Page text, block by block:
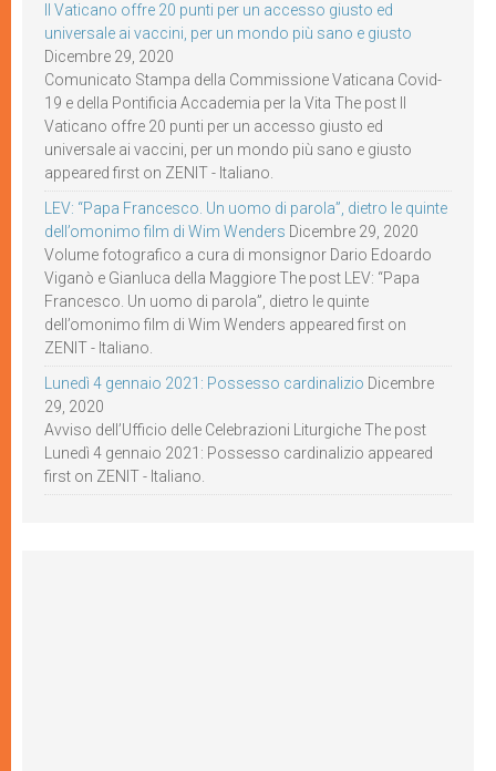
Il Vaticano offre 20 punti per un accesso giusto ed
universale ai vaccini, per un mondo più sano e giusto
Dicembre 29, 2020
Comunicato Stampa della Commissione Vaticana Covid-
19 e della Pontificia Accademia per la Vita The post Il
Vaticano offre 20 punti per un accesso giusto ed
universale ai vaccini, per un mondo più sano e giusto
appeared first on ZENIT - Italiano.
LEV: “Papa Francesco. Un uomo di parola”, dietro le quinte
dell’omonimo film di Wim Wenders Dicembre 29, 2020
Volume fotografico a cura di monsignor Dario Edoardo
Viganò e Gianluca della Maggiore The post LEV: “Papa
Francesco. Un uomo di parola”, dietro le quinte
dell’omonimo film di Wim Wenders appeared first on
ZENIT - Italiano.
Lunedì 4 gennaio 2021: Possesso cardinalizio Dicembre
29, 2020
Avviso dell’Ufficio delle Celebrazioni Liturgiche The post
Lunedì 4 gennaio 2021: Possesso cardinalizio appeared
first on ZENIT - Italiano.